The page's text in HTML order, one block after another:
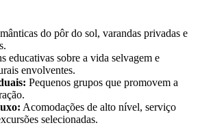
do pôr do sol, varandas privadas e
educativas sobre a vida selvagem e
envolventes.
Pequenos grupos que promovem a
Acomodações de alto nível, serviço
selecionadas.